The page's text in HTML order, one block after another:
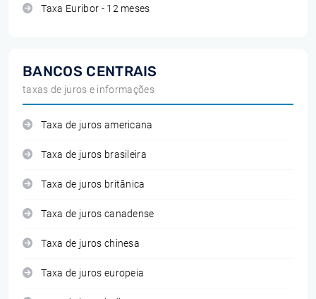
Taxa Euribor - 12 meses
BANCOS CENTRAIS
taxas de juros e informações
Taxa de juros americana
Taxa de juros brasileira
Taxa de juros britânica
Taxa de juros canadense
Taxa de juros chinesa
Taxa de juros europeia